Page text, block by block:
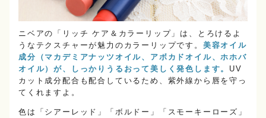
ニベアの「リッチ ケア＆カラーリップ」は、とろけるよ
うなテクスチャーが魅力のカラーリップです。 美容オイル
成分（マカデミアナッツオイル、アボカドオイル、ホホバ
オイル）が、しっかりうるおって美しく発色します。 UV
カット成分配合も配合しているため、紫外線から唇を守っ
てくれますよ。
色は「シアーレッド」「ボルドー」「スモーキーローズ」